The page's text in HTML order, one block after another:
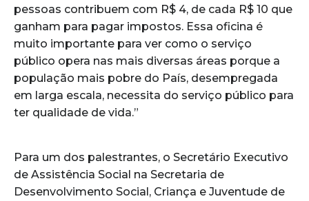
pessoas contribuem com R$ 4, de cada R$ 10 que
ganham para pagar impostos. Essa oficina é
muito importante para ver como o serviço
público opera nas mais diversas áreas porque a
população mais pobre do País, desempregada
em larga escala, necessita do serviço público para
ter qualidade de vida.”
Para um dos palestrantes, o Secretário Executivo
de Assistência Social na Secretaria de
Desenvolvimento Social, Criança e Juventude de